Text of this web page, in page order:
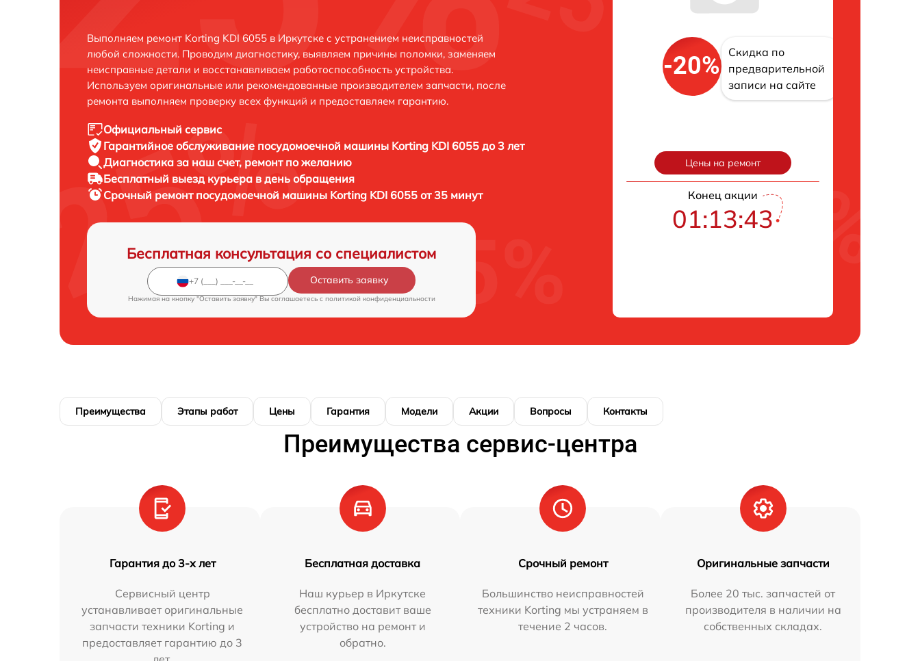
Выполняем ремонт Korting KDI 6055 в Иркутске с устранением неисправностей
любой сложности. Проводим диагностику, выявляем причины поломки, заменяем
неисправные детали и восстанавливаем работоспособность устройства.
Используем оригинальные или рекомендованные производителем запчасти, после
ремонта выполняем проверку всех функций и предоставляем гарантию.
Официальный сервис
Гарантийное обслуживание посудомоечной машины Korting KDI 6055 до 3 лет
Диагностика за наш счет, ремонт по желанию
Бесплатный выезд курьера в день обращения
Срочный ремонт посудомоечной машины Korting KDI 6055 от 35 минут
Бесплатная консультация со специалистом
Оставить заявку
Нажимая на кнопку "Оставить заявку" Вы соглашаетесь c политикой конфиденциальности
-20%
Скидка по
предварительной
записи на сайте
Цены на ремонт
Конец акции
01:13:42
Преимущества Этапы работ Цены Гарантия Модели Акции Вопросы Контакты
Преимущества сервис-центра
Гарантия до 3-х лет
Сервисный центр
устанавливает оригинальные
запчасти техники Korting и
предоставляет гарантию до 3
Бесплатная доставка
Наш курьер в Иркутске
бесплатно доставит ваше
устройство на ремонт и
обратно.
Срочный ремонт
Большинство неисправностей
техники Korting мы устраняем в
течение 2 часов.
Оригинальные запчасти
Более 20 тыс. запчастей от
производителя в наличии на
собственных складах.